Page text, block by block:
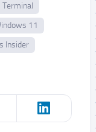
Terminal
11
Insider